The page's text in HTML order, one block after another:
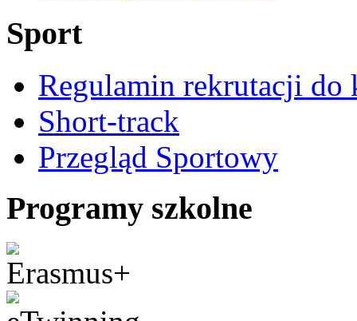
Sport
Regulamin rekrutacji do
Short-track
Przegląd Sportowy
Programy szkolne